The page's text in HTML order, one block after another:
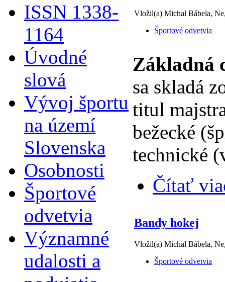
ISSN 1338-
1164
Úvodné
slová
Vývoj športu
na území
Slovenska
Osobnosti
Športové
odvetvia
Významné
udalosti a
Vložil(a) Michal Bábela,
Športové odvetvia
Základná
sa skladá
titul
bežecké
technické
Čítať
Bandy hokej
Vložil(a) Michal Bábela,
Športové odvetvia